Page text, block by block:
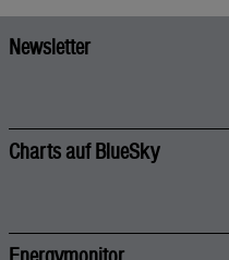
Newsletter
Charts auf BlueSky